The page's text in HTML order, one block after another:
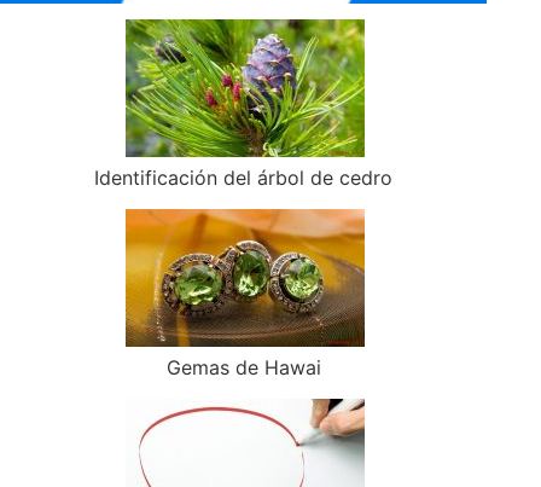
Identificación del árbol de cedro
Gemas de Hawai